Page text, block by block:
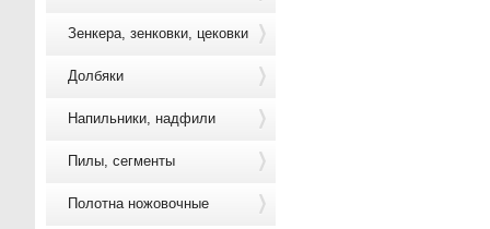
Зенкера, зенковки, цековки
Долбяки
Напильники, надфили
Пилы, сегменты
Полотна ножовочные